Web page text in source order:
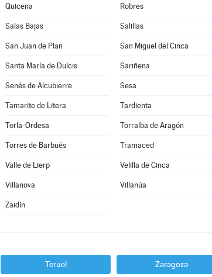
Quicena Robres
Salas Bajas Salillas
San Juan de Plan San Miguel del Cinca
Santa María de Dulcis Sariñena
Senés de Alcubierre Sesa
Tamarite de Litera Tardienta
Torla-Ordesa Torralba de Aragón
Torres de Barbués Tramaced
Valle de Lierp Velilla de Cinca
Villanova Villanúa
Zaidín
Teruel Zaragoza